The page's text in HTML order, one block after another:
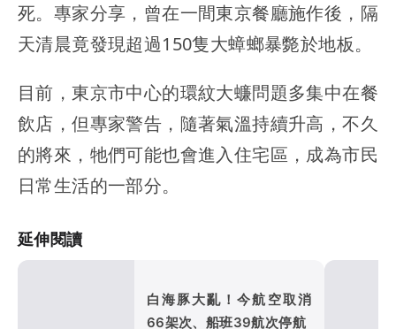
死。專家分享，曾在一間東京餐廳施作後，隔
天清晨竟發現超過150隻大蟑螂暴斃於地板。
目前，東京市中心的環紋大蠊問題多集中在餐
飲店，但專家警告，隨著氣溫持續升高，不久
的將來，牠們可能也會進入住宅區，成為市民
日常生活的一部分。
延伸閱讀
白海豚大亂！今航空取消
66架次、船班39航次停航